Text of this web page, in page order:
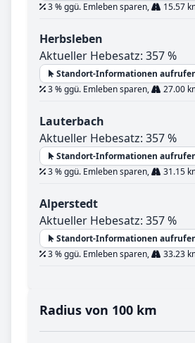
3 % ggü. Emleben sparen,
15.57
Herbsleben
Aktueller Hebesatz: 357 %
Standort-Informationen
3 % ggü. Emleben sparen,
27.00
Lauterbach
Aktueller Hebesatz: 357 %
Standort-Informationen
3 % ggü. Emleben sparen,
31.15
Alperstedt
Aktueller Hebesatz: 357 %
Standort-Informationen
3 % ggü. Emleben sparen,
33.23
Radius von 100 km